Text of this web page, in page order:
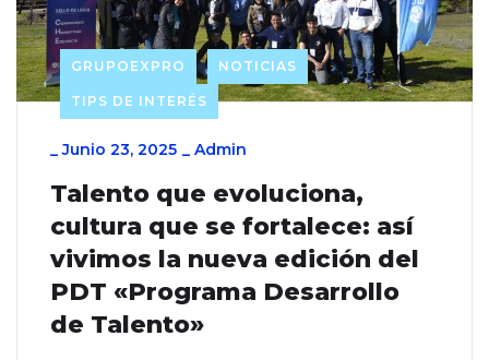
GRUPOEXPRO NOTICIAS
TIPS DE INTERÉS
_Junio 23, 2025 _ Admin
Talento que evoluciona,
cultura que se fortalece: así
vivimos la nueva edición del
PDT «Programa Desarrollo
de Talento»